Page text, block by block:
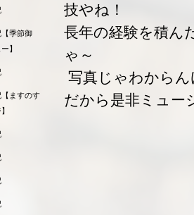
技やね！
長年の経験を積ん
ゃ～
写真じゃわから
だから是非ミュー
【季節御
】
ますのす